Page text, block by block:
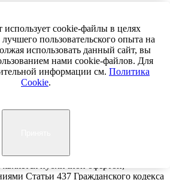
ознакомительный характер и ни
Статьи 437 Гражданского кодекса
cookie-файлы в целях
пользовательского опыта на
использовать данный сайт, вы
нами cookie-файлов. Для
информации см. Политика
Cookie.